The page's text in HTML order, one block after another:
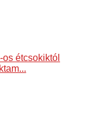
étcsokiktól